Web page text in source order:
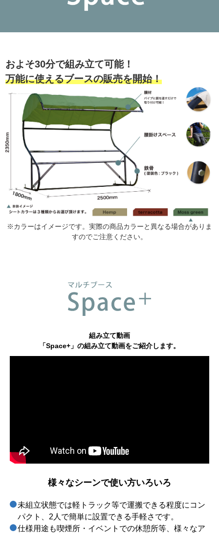
およそ30分で組み立て可能！
万能に使えるブースの販売を開始！
※カラーはイメージです。実際の商品カラーと異なる場合がありま
すのでご注意ください。
組み立て動画
「Space+」の組み立て動画をご紹介します。
様々なシーンで使い方いろいろ
未組立状態では軽トラック等で運搬できる程度にコン
パクト、2人で簡単に設置できる手軽さです。
仕様用途も喫煙所・イベントでの休憩所等、様々なア